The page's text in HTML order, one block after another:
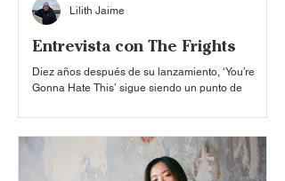
Entrevista con The Frights
Diez años después de su lanzamiento, ‘You’re
Gonna Hate This’ sigue siendo un punto de
solo marcó una nueva etapa para la banda de San
Diego, sino que también representó el momento
en que comenzaron a llevar su música a nuevos
escenarios y a consolidar una conexión especial
Lilith Jaime